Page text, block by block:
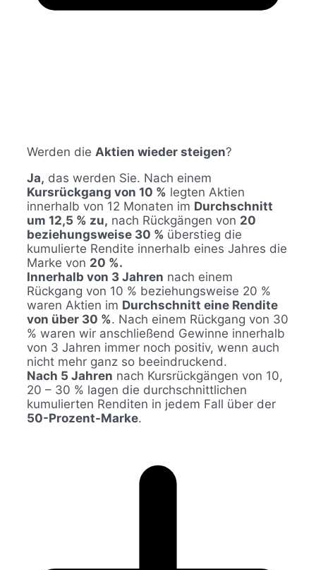
Werden die Aktien wieder steigen?
Ja, das werden Sie. Nach einem
Kursrückgang von 10 % legten Aktien
innerhalb von 12 Monaten im Durchschnitt
um 12,5 % zu, nach Rückgängen von 20
beziehungsweise 30 % überstieg die
kumulierte Rendite innerhalb eines Jahres die
Marke von 20 %.
Innerhalb von 3 Jahren nach einem
Rückgang von 10 % beziehungsweise 20 %
waren Aktien im Durchschnitt eine Rendite
von über 30 %. Nach einem Rückgang von 30
% waren wir anschließend Gewinne innerhalb
von 3 Jahren immer noch positiv, wenn auch
nicht mehr ganz so beeindruckend.
Nach 5 Jahren nach Kursrückgängen von 10,
20 – 30 % lagen die durchschnittlichen
kumulierten Renditen in jedem Fall über der
50-Prozent-Marke.